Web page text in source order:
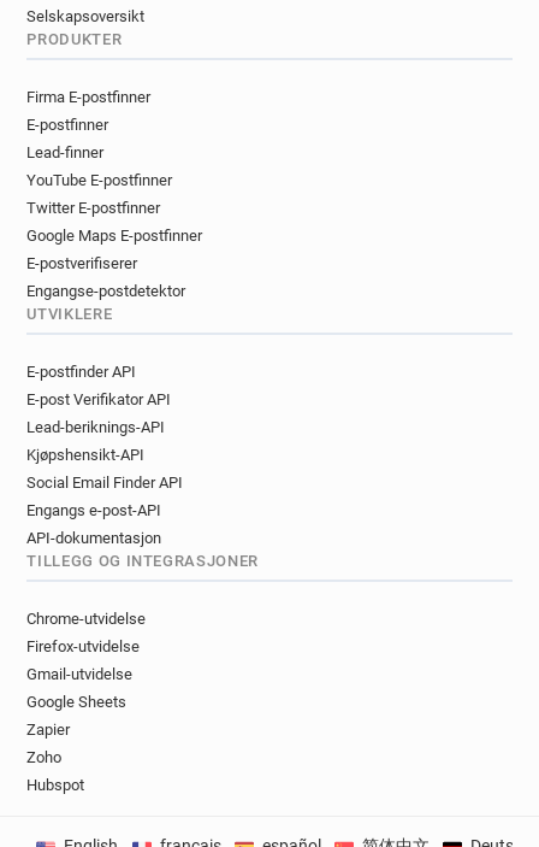
Selskapsoversikt
PRODUKTER
Firma E-postfinner
E-postfinner
Lead-finner
YouTube E-postfinner
Twitter E-postfinner
Google Maps E-postfinner
E-postverifiserer
Engangse-postdetektor
UTVIKLERE
E-postfinder API
E-post Verifikator API
Lead-beriknings-API
Kjøpshensikt-API
Social Email Finder API
Engangs e-post-API
API-dokumentasjon
TILLEGG OG INTEGRASJONER
Chrome-utvidelse
Firefox-utvidelse
Gmail-utvidelse
Google Sheets
Zapier
Zoho
Hubspot